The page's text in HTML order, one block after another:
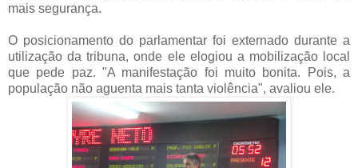
mais segurança.
O posicionamento do parlamentar foi externado durante a
utilização da tribuna, onde ele elogiou a mobilização local
que pede paz. "A manifestação foi muito bonita. Pois, a
população não aguenta mais tanta violência", avaliou ele.